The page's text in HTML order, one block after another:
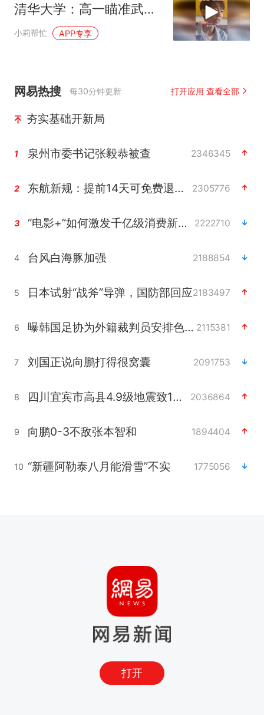
清华大学：高一瞄准武
大，高二追向复旦，高三
冲刺年级前十
小莉帮忙 APP专享
网易热搜 每30分钟更新 打开应用 查看全部
夯实基础开新局
1 泉州市委书记张毅恭被查 2346345
2 东航新规：提前14天可免费退改签 2305776
3 “电影+”如何激发千亿级消费新活力？ 2222710
4 台风白海豚加强 2188854
5 日本试射“战斧”导弹，国防部回应2183497
6 曝韩国足协为外籍裁判员安排色情招待 2115381
7 刘国正说向鹏打得很窝囊 2091753
8 四川宜宾市高县4.9级地震致1人死亡 2036864
9 向鹏0-3不敌张本智和 1894404
10 “新疆阿勒泰八月能滑雪”不实 1775056
打开